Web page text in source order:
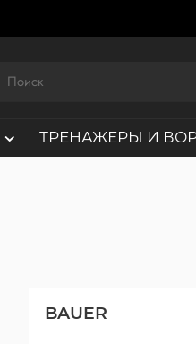
ТРЕНАЖЕРЫ И
BAUER